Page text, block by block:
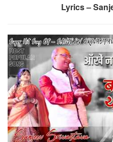
Lyrics –